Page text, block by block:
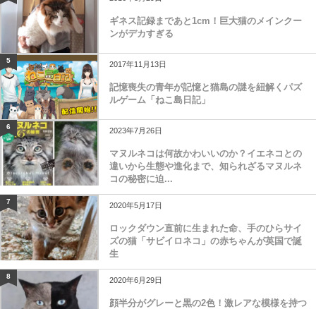
ギネス記録まであと1cm！巨大猫のメインクー
ンがデカすぎる
5 2017年11月13日
記憶喪失の青年が記憶と猫島の謎を紐解くパズ
ルゲーム「ねこ島日記」
6 2023年7月26日
マヌルネコは何故かわいいのか？イエネコとの
違いから生態や進化まで、知られざるマヌルネ
コの秘密に迫...
7 2020年5月17日
ロックダウン直前に生まれた命、手のひらサイ
ズの猫「サビイロネコ」の赤ちゃんが英国で誕
生
8 2020年6月29日
顔半分がグレーと黒の2色！激レアな模様を持つ